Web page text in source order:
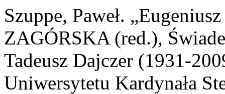
Szuppe, Paweł.
ZAGÓRSKA (red.),
Tadeusz Dajczer (1931-
Uniwersytetu Kardynała